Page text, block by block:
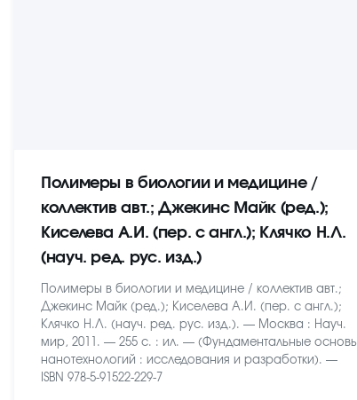
Полимеры в биологии и медицине /
коллектив авт.; Джекинс Майк (ред.);
Киселева А.И. (пер. с англ.); Клячко Н.Л.
(науч. ред. рус. изд.)
Полимеры в биологии и медицине / коллектив авт.;
Джекинс Майк (ред.); Киселева А.И. (пер. с англ.);
Клячко Н.Л. (науч. ред. рус. изд.). — Москва : Науч.
мир, 2011. — 255 с. : ил. — (Фундаментальные основы
нанотехнологий : исследования и разработки). —
ISBN 978-5-91522-229-7